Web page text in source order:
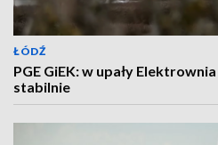
ŁÓDŹ
PGE GiEK: w upały
stabilnie